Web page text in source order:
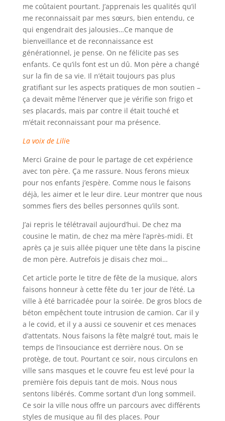
me coûtaient pourtant. J’apprenais les qualités qu’il
me reconnaissait par mes sœurs, bien entendu, ce
qui engendrait des jalousies…Ce manque de
bienveillance et de reconnaissance est
générationnel, je pense. On ne félicite pas ses
enfants. Ce qu’ils font est un dû. Mon père a changé
sur la fin de sa vie. Il n’était toujours pas plus
gratifiant sur les aspects pratiques de mon soutien –
ça devait même l’énerver que je vérifie son frigo et
ses placards, mais par contre il était touché et
m’était reconnaissant pour ma présence.
La voix de Lilie
Merci Graine de pour le partage de cet expérience
avec ton père. Ça me rassure. Nous ferons mieux
pour nos enfants j’espère. Comme nous le faisons
déjà, les aimer et le leur dire. Leur montrer que nous
sommes fiers des belles personnes qu’ils sont.
J’ai repris le télétravail aujourd’hui. De chez ma
cousine le matin, de chez ma mère l’après-midi. Et
après ça je suis allée piquer une tête dans la piscine
de mon père. Autrefois je disais chez moi…
Cet article porte le titre de fête de la musique, alors
faisons honneur à cette fête du 1er jour de l’été. La
ville à été barricadée pour la soirée. De gros blocs de
béton empêchent toute intrusion de camion. Car il y
a le covid, et il y a aussi ce souvenir et ces menaces
d’attentats. Nous faisons la fête malgré tout, mais le
temps de l’insouciance est derrière nous. On se
protège, de tout. Pourtant ce soir, nous circulons en
ville sans masques et le couvre feu est levé pour la
première fois depuis tant de mois. Nous nous
sentons libérés. Comme sortant d’un long sommeil.
Ce soir la ville nous offre un parcours avec différents
styles de musique au fil des places. Pour